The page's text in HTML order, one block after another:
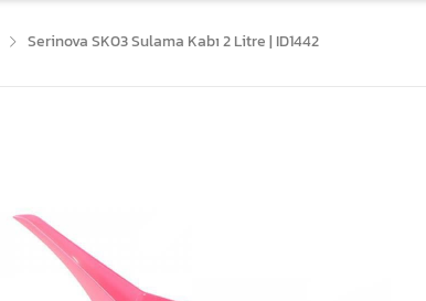
Serinova SK03 Sulama Kabı 2 Litre | ID1442